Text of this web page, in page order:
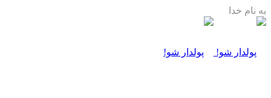
به نام خدا